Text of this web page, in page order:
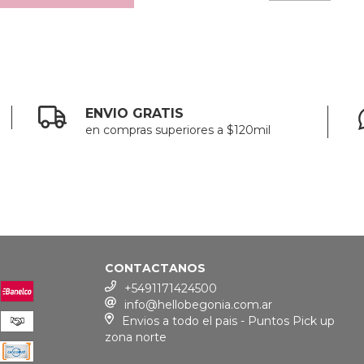
ENVIO GRATIS
en compras superiores a $120mil
CONTACTANOS
+5491171424500
info@hellobegonia.com.ar
Envios a todo el pais - Puntos Pick up
zona norte